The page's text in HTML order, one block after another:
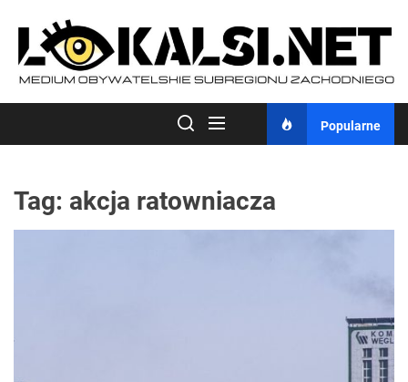
content
Popularne
Tag: akcja ratowniacza